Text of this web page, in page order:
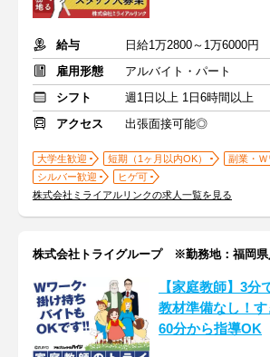
給与
日給1万2800～1万6000
雇用形態
アルバイト・パート
シフト
週1日以上 1日6時間以上
アクセス
出張面接可能◎
大学生歓迎 短期（1ヶ月以内OK）
副業・
シルバー歓迎
ヒゲ可
株式会社ミライアルリンクの求人一覧を見る
株式会社トライグループ ※勤務地：福岡県
【家庭教師】3
教材準備なし！
60分から指導OK